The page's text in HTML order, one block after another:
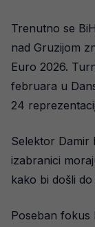
Trenutno se
nad Gruzijom
Euro 2026.
februara u
24
Selektor Damir
izabranici
kako bi došli
Poseban fokus